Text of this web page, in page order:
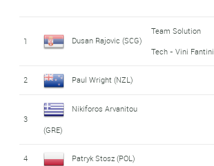
1 Dusan Rajovic (SCG)
Team Solution
Tech - Vini Fantini
2 Paul Wright (NZL)
3
Nikiforos Arvanitou
(GRE)
4 Patryk Stosz (POL)